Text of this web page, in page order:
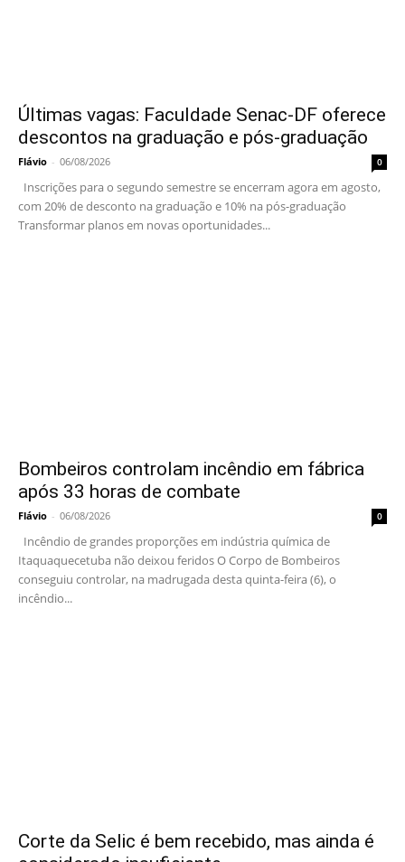
Últimas vagas: Faculdade Senac-DF oferece
descontos na graduação e pós-graduação
Flávio - 06/08/2026 0
Inscrições para o segundo semestre se encerram agora em agosto,
com 20% de desconto na graduação e 10% na pós-graduação
Transformar planos em novas oportunidades...
Bombeiros controlam incêndio em fábrica
após 33 horas de combate
Flávio - 06/08/2026 0
Incêndio de grandes proporções em indústria química de
Itaquaquecetuba não deixou feridos O Corpo de Bombeiros
conseguiu controlar, na madrugada desta quinta-feira (6), o
incêndio...
Corte da Selic é bem recebido, mas ainda é